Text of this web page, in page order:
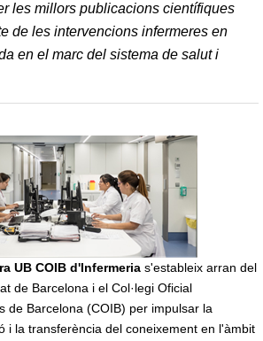
les millors publicacions científiques
de les intervencions infermeres en
en el marc del sistema de salut i
UB COIB d'Infermeria s'estableix arran del
de Barcelona i el Col·legi Oficial
de Barcelona (COIB) per impulsar la
i la transferència del coneixement en l'àmbit